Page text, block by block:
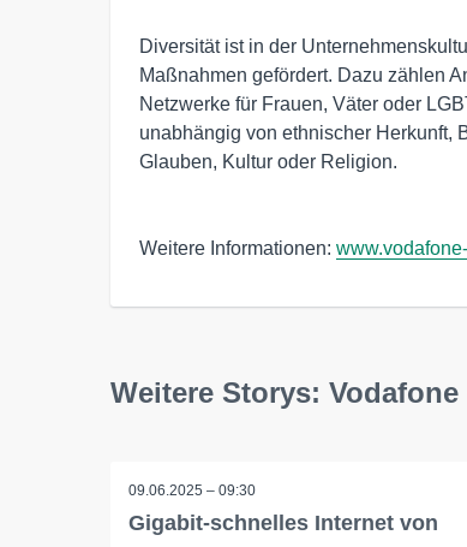
Diversität ist in der
Maßnahmen gefördert. Dazu zählen
Netzwerke für Frauen, Väter oder
unabhängig von ethnischer Herkunft,
Glauben, Kultur oder Religion.
Weitere Informationen:
Weitere Storys: Vodafone
09.06.2025 – 09:30
Gigabit-schnelles Internet von